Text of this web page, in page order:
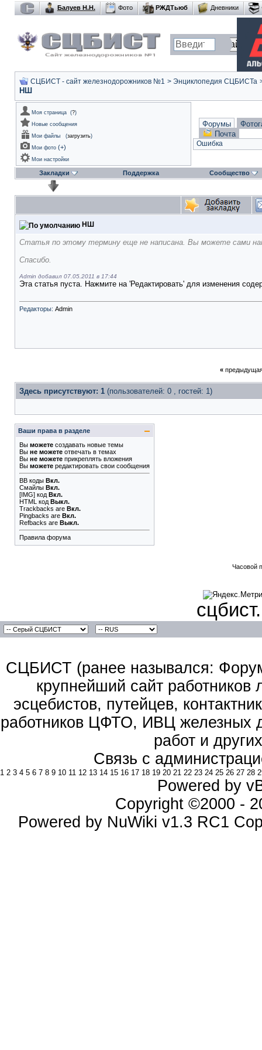
Балуев Н.Н. Фото РЖДТьюб Дневники
СЦБИСТ - сайт железнодорожников №1 > Энциклопедия СЦБИСТа
НШ
Моя страница (?)
Новые сообщения
Мои файлы
(загрузить)
Мои фото (+)
Мои настройки
Форумы
Почта
Ошибка
Закладки Поддержка Сообщество
НШ
Статья по этому термину еще не написана. Вы можете сами
Спасибо.
Admin добавил 07.05.2011 в 17:44
Эта статья пуста. Нажмите на 'Редактировать' для изменения
Редакторы: Admin
«
Здесь присутствуют: 1 (пользователей: 0 , гостей: 1)
Ваши права в разделе
Вы можете создавать новые темы
Вы не можете отвечать в темах
Вы не можете прикреплять вложения
Вы можете редактировать свои сообщения
BB коды Вкл.
Смайлы Вкл.
[IMG] код Вкл.
HTML код Выкл.
Trackbacks are Вкл.
Pingbacks are Вкл.
Refbacks are Выкл.
Правила форума
Часовой
СЦБИСТ (ранее назывался:
крупнейший сайт работников
эсцебистов, путейцев,
работников ЦФТО, ИВЦ железных
работ и
Связь с
1 2 3 4 5 6 7 8 9 10 11 12 13 14 15 16 17 18 19 20 21 22 23 24 25 26 27 28
Powered by
Copyright ©2000 -
Powered by NuWiki v1.3 RC1